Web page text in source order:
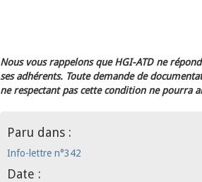
Nous vous rappelons que HGI-ATD ne
ses adhérents. Toute demande de
ne respectant pas cette condition ne pourra
Paru dans :
Info-lettre n°342
Date :